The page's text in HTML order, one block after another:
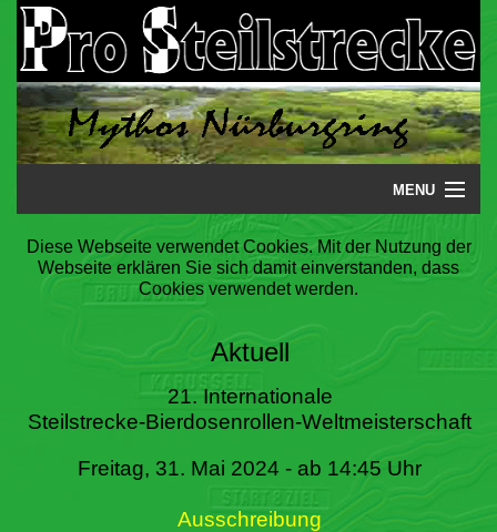
MENU
Startseite
Steilstrecke
Literatur
Termine
Diese Webseite verwendet Cookies. Mit der Nutzung der
Webseite erklären Sie sich damit einverstanden, dass
Cookies verwendet werden.
Aktuell
21. Internationale
Steilstrecke-Bierdosenrollen-Weltmeisterschaft
Freitag, 31. Mai 2024 - ab 14:45 Uhr
Ausschreibung